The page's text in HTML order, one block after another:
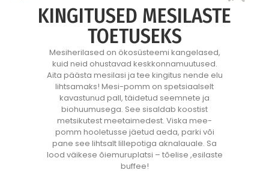
KINGITUSED MESILASTE
TOETUSEKS
Mesiherilased on ökosüsteemi kangelased,
kuid neid ohustavad keskkonnamuutused.
Aita päästa mesilasi ja tee kingitus nende elu
lihtsamaks! Mesi-pomm on spetsiaalselt
kavastunud pall, täidetud seemnete ja
biohuumusega. See sisaldab koostist
metsikutest meetaimedest. Viska mee-
pomm hooletusse jäetud aeda, parki või
pane see lihtsalt lillepotiga aknalauale. Sa
lood väikese õiemuruplatsi – tõelise ,esilaste
buffee!